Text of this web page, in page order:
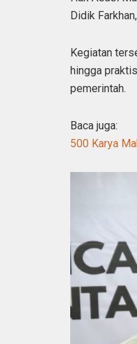
Didik
Kegiatan
hingga
pemerintah.
Baca juga:
500 Karya